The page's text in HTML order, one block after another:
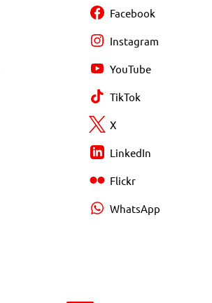
Facebook
Instagram
YouTube
TikTok
X
LinkedIn
Flickr
WhatsApp